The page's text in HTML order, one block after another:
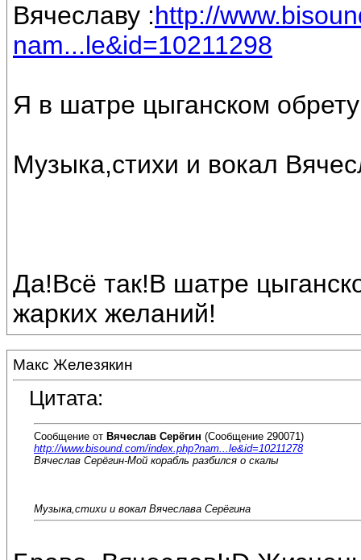
Вячеславу :http://
nam...le&id=10211298
Я в шатре цыганском
Музыка,стихи и вокал
Да!Всё так!В шатре
жарких желаний!
Макс Железякин
Цитата:
Сообщение от Вячеслав Серёгин (Сообщение 290071)
http://www.bisound.com/index.php?nam...le&id=10211278
Вячеслав Серёгин-Мой корабль разбился о скалы
Музыка,стихи и вокал Вячеслава Серёгина